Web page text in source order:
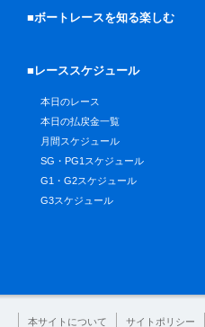
■ボートレースを知る楽しむ
■レーススケジュール
本日のレース
本日の払戻金一覧
月間スケジュール
SG・PG1スケジュール
G1・G2スケジュール
G3スケジュール
本サイトについて サイトポリシー